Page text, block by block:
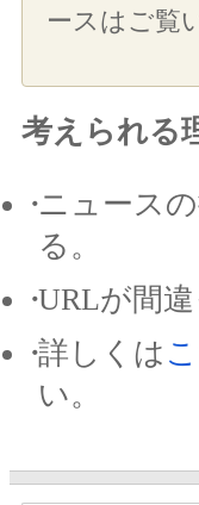
ースはご覧
考えられる
ニュース
る。
URLが間違
詳しくは
い。